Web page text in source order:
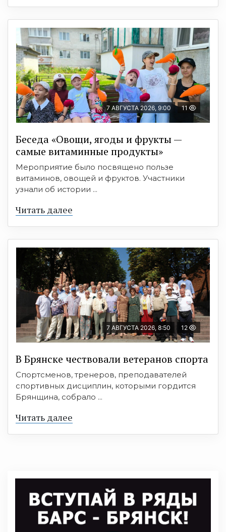
7 АВГУСТА 2026, 9:00 11
Беседа «Овощи, ягоды и фрукты —
самые витаминные продукты»
Мероприятие было посвящено пользе
витаминов, овощей и фруктов. Участники
узнали об истории ...
Читать далее
7 АВГУСТА 2026, 8:50 12
В Брянске чествовали ветеранов спорта
Спортсменов, тренеров, преподавателей
спортивных дисциплин, которыми гордится
Брянщина, собрало ...
Читать далее